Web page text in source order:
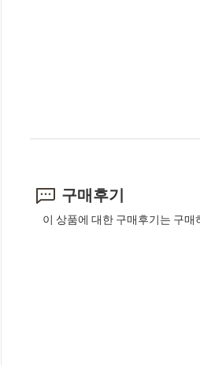
구매후기
이 상품에 대한 구매후기는 구매